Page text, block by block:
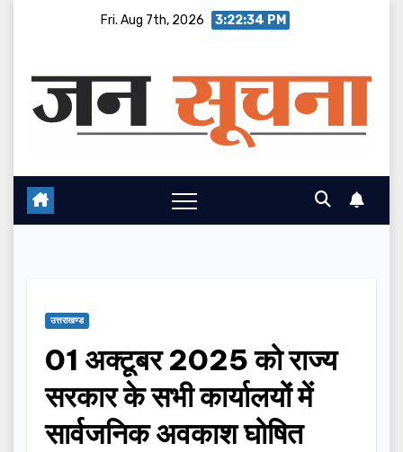
Fri. Aug 7th, 2026 3:22:34 PM
उत्तराखण्ड
01 अक्टूबर 2025 को राज्य
सरकार के सभी कार्यालयों में
सार्वजनिक अवकाश घोषित